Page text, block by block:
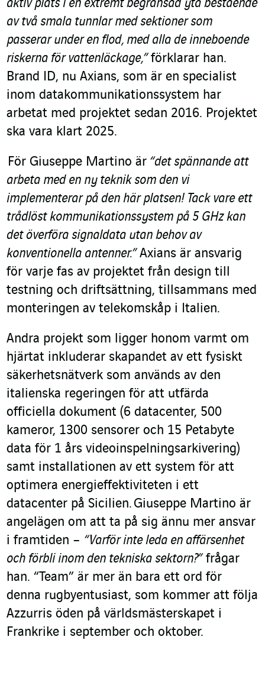
aktiv plats i en extremt begränsad yta bestående
av två smala tunnlar med sektioner som
passerar under en flod, med alla de inneboende
riskerna för vattenläckage,”förklarar han.
Brand ID, nu Axians, som är en specialist
inom datakommunikationssystem har
arbetat med projektet sedan 2016. Projektet
ska vara klart 2025.
För Giuseppe Martino är “det spännande att
arbeta med en ny teknik som den vi
implementerar på den här platsen! Tack vare ett
trådlöst kommunikationssystem på 5 GHz kan
det överföra signaldata utan behov av
konventionella antenner.”Axians är ansvarig
för varje fas av projektet från design till
testning och driftsättning, tillsammans med
monteringen av telekomskåp i Italien.
Andra projekt som ligger honom varmt om
hjärtat inkluderar skapandet av ett fysiskt
säkerhetsnätverk som används av den
italienska regeringen för att utfärda
officiella dokument (6 datacenter, 500
kameror, 1300 sensorer och 15 Petabyte
data för 1 års videoinspelningsarkivering)
samt installationen av ett system för att
optimera energieffektiviteten i ett
datacenter på Sicilien. Giuseppe Martino är
angelägen om att ta på sig ännu mer ansvar
i framtiden – “Varför inte leda en affärsenhet
och förbli inom den tekniska sektorn?”frågar
han. “Team” är mer än bara ett ord för
denna rugbyentusiast, som kommer att följa
Azzurris öden på världsmästerskapet i
Frankrike i september och oktober.